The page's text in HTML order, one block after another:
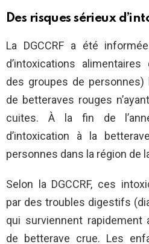
Des risques sérieux
La DGCCRF a été
d’intoxications
des groupes de
de betteraves rouges
cuites. À la fin de
d’intoxication à la
personnes dans la région de
Selon la DGCCRF, ces
par des troubles digestifs
qui surviennent rapidement
de betterave crue. Les